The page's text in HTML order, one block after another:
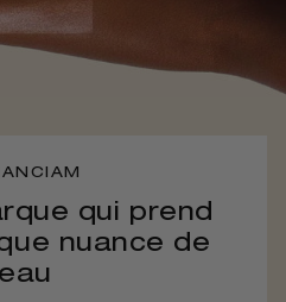
qui prend
nuance de